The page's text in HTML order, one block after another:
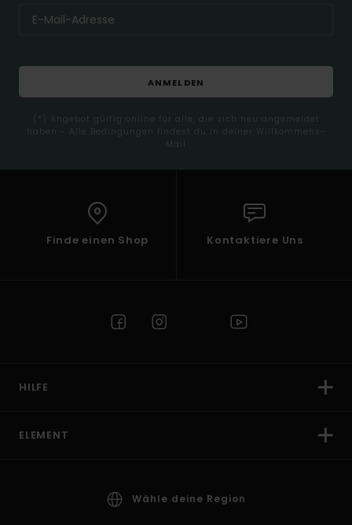
ANMELDEN
(*) Angebot gültig online für alle, die sich neu angemeldet
haben - Alle Bedingungen findest du in deiner Willkommens-
Mail
Finde einen Shop Kontaktiere Uns
HILFE
ELEMENT
Wähle deine Region